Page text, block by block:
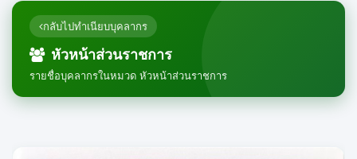
กลับไปทำเนียบบุคลากร
หัวหน้าส่วนราชการ
รายชื่อบุคลากรในหมวด หัวหน้าส่วนราชการ